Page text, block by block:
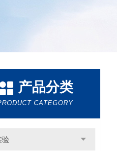
产品分类
CATEGORY
验